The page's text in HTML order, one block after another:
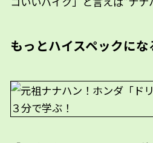
もっとハイスペックに